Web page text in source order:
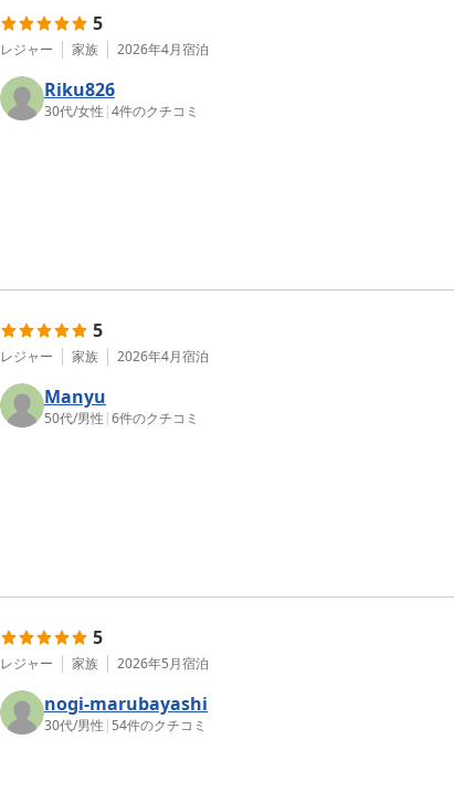
5
レジャー 家族 2026年4月宿泊
Riku826
30代/女性 |4件のクチコミ
5
レジャー 家族 2026年4月宿泊
Manyu
50代/男性 |6件のクチコミ
5
レジャー 家族 2026年5月宿泊
nogi-marubayashi
30代/男性 | 54件のクチコミ